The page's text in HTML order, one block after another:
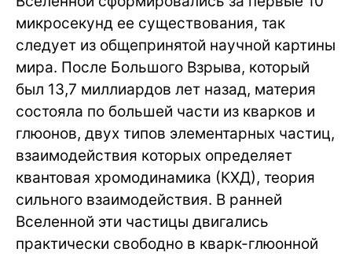
микросекунд ее существования, так
следует из общепринятой научной картины
мира. После Большого Взрыва, который
был 13,7 миллиардов лет назад, материя
состояла по большей части из кварков и
глюонов, двух типов элементарных частиц,
взаимодействия которых определяет
квантовая хромодинамика (КХД), теория
сильного взаимодействия. В ранней
Вселенной эти частицы двигались
практически свободно в кварк-глюонной